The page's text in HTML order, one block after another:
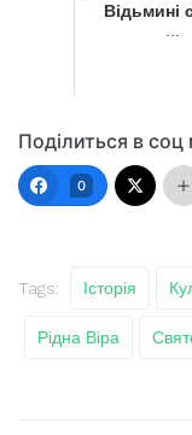
Відьмині
Поділиться в
0
Tags: Історія
Рідна Віра